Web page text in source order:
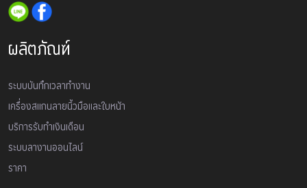
ผลิตภัณฑ์
ระบบบันทึกเวลาทำงาน
เครื่องสเเกนลายนิ้วมือและใบหน้า
บริการรับทำเงินเดือน
ระบบลางานออนไลน์
ราคา